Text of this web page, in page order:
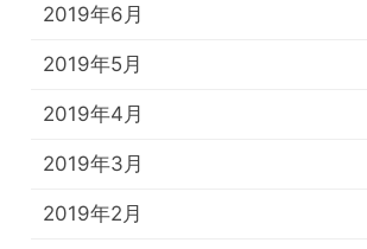
2019年6月
2019年5月
2019年4月
2019年3月
2019年2月